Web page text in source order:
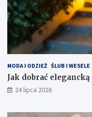
MODA I ODZIEŻ ŚLUB I WESELE
Jak dobrać
24 lipca 2026